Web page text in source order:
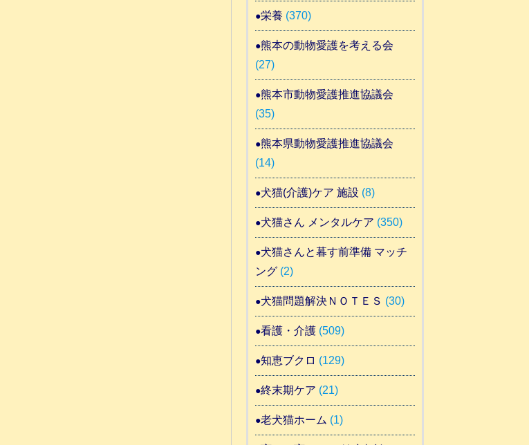
栄養 (370)
熊本の動物愛護を考える会
(27)
熊本市動物愛護推進協議会
(35)
熊本県動物愛護推進協議会
(14)
犬猫(介護)ケア 施設 (8)
犬猫さん メンタルケア (350)
犬猫さんと暮す前準備 マッチ
ング(2)
犬猫問題解決ＮＯＴＥＳ (30)
看護・介護(509)
知恵ブクロ (129)
終末期ケア (21)
老犬猫ホーム (1)